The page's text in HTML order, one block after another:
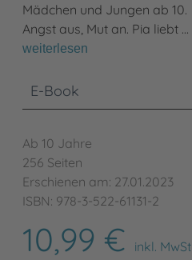
Mädchen und Jungen ab 10.
Angst aus, Mut an. Pia liebt …
weiterlesen
E-Book
Ab 10 Jahre
256 Seiten
Erschienen am: 27.01.2023
ISBN: 978-3-522-61131-2
10,99 €
inkl. MwSt